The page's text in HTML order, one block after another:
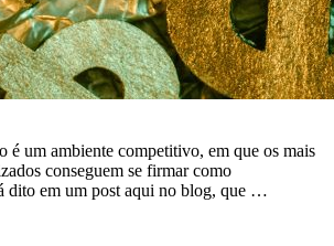
é um ambiente competitivo, em que os mais
conseguem se firmar como
dito em um post aqui no blog, que …